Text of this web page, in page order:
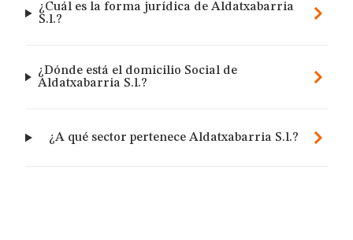
¿Cuál es la forma jurídica de Aldatxabarria
S.l.?
¿Dónde está el domicilio Social de
Aldatxabarria S.l.?
¿A qué sector pertenece Aldatxabarria S.l.?